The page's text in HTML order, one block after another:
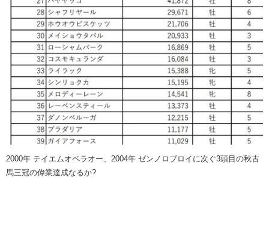
2000年 テイエムオペラオー、2004年 ゼンノロブロイに次ぐ3頭目の秋古
馬三冠の偉業達成なるか?